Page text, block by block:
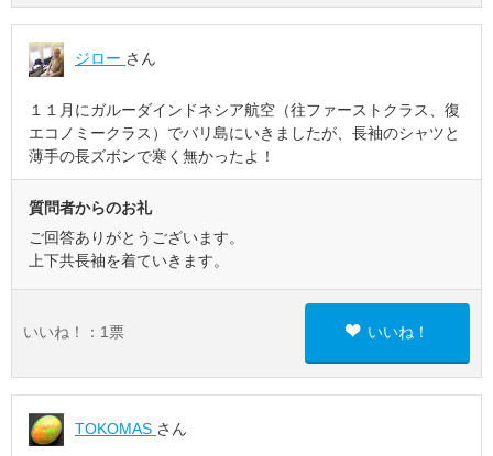
ジロー さん
１１月にガルーダインドネシア航空（往ファーストクラス、復
エコノミークラス）でバリ島にいきましたが、長袖のシャツと
薄手の長ズボンで寒く無かったよ！
質問者からのお礼
ご回答ありがとうございます。
上下共長袖を着ていきます。
いいね！： 1 票 いいね！
TOKOMAS さん